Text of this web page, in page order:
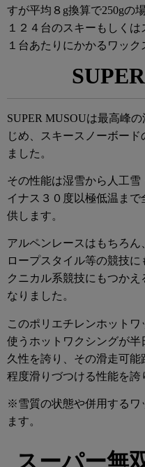
すが平均８g換算で250gの
１２４台のスキーもしくは
１台あたりにかかるワック
SUPER MUSOUは最高峰
じめ、スキースノーボー
ました。
その性能は湿雪から人工
イナス３０度以極低温ま
供します。
アルペンレースはもちろ
ロープスタイル等の競技
クニカル系競技にもつか
なりました。
このポリエチレンホット
使うホットワクシングが
久性を誇り、その滑走可
程度滑りづつける性能を誇
※雪質の状態や併用するワ
ます。
スーパー無